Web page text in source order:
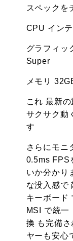
スペックを
CPU イン
グラフィッ
Super
メモリ
これ 最新
サクサク動
す
さらにモニ
0.5ms FPS
いか分かり
な没入感で
キーボード
MSI で統一
換 も完備
ヤーも安心